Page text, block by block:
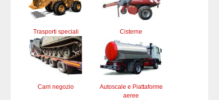
Trasporti speciali Cisterne
Carri negozio
Autoscale e Piattaforme
aeree